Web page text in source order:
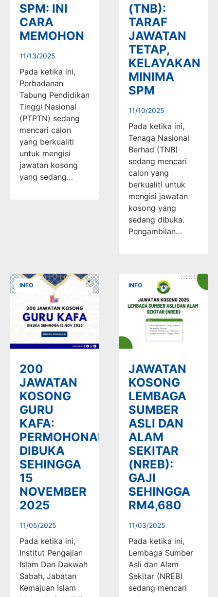
SPM: INI
CARA
MEMOHON
11/13/2025
Pada ketika ini,
Perbadanan
Tabung Pendidikan
Tinggi Nasional
(PTPTN) sedang
mencari calon
yang berkualiti
untuk mengisi
jawatan kosong
yang sedang…
(TNB):
TARAF
JAWATAN
TETAP,
KELAYAKAN
MINIMA
SPM
11/10/2025
Pada ketika ini,
Tenaga Nasional
Berhad (TNB)
sedang mencari
calon yang
berkualiti untuk
mengisi jawatan
kosong yang
sedang dibuka.
Pengambilan…
INFO
200
JAWATAN
KOSONG
GURU
KAFA:
PERMOHONAN
DIBUKA
SEHINGGA
15
NOVEMBER
2025
11/05/2025
Pada ketika ini,
Institut Pengajian
Islam Dan Dakwah
Sabah, Jabatan
Kemajuan Islam
INFO
JAWATAN
KOSONG
LEMBAGA
SUMBER
ASLI DAN
ALAM
SEKITAR
(NREB):
GAJI
SEHINGGA
RM4,680
11/03/2025
Pada ketika ini,
Lembaga Sumber
Asli dan Alam
Sekitar (NREB)
sedang mencari